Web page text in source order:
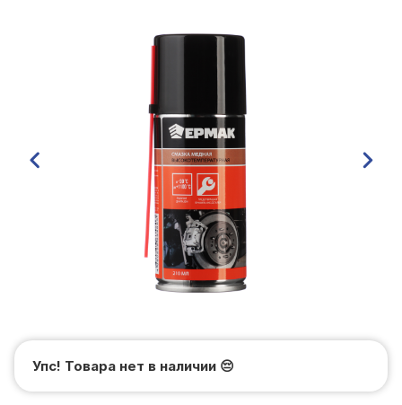
Упс! Товара нет в наличии 😔